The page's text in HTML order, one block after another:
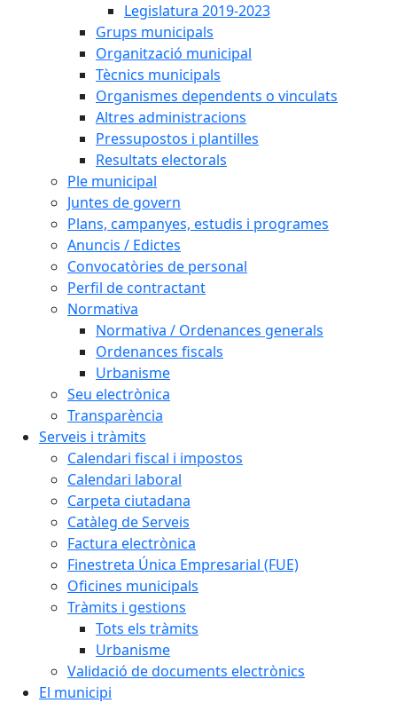
Legislatura 2019-2023
Grups municipals
Organització municipal
Tècnics municipals
Organismes dependents o vinculats
Altres administracions
Pressupostos i plantilles
Resultats electorals
Ple municipal
Juntes de govern
Plans, campanyes, estudis i programes
Anuncis / Edictes
Convocatòries de personal
Perfil de contractant
Normativa
Normativa / Ordenances generals
Ordenances fiscals
Urbanisme
Seu electrònica
Transparència
Serveis i tràmits
Calendari fiscal i impostos
Calendari laboral
Carpeta ciutadana
Catàleg de Serveis
Factura electrònica
Finestreta Única Empresarial (FUE)
Oficines municipals
Tràmits i gestions
Tots els tràmits
Urbanisme
Validació de documents electrònics
El municipi